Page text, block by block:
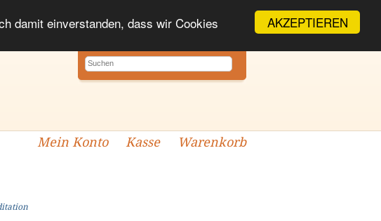
AKZEPTIEREN
damit einverstanden, dass wir Cookies
Mein Konto Kasse Warenkorb